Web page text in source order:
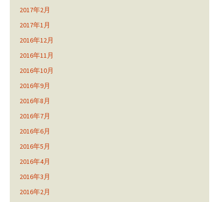
2017年2月
2017年1月
2016年12月
2016年11月
2016年10月
2016年9月
2016年8月
2016年7月
2016年6月
2016年5月
2016年4月
2016年3月
2016年2月